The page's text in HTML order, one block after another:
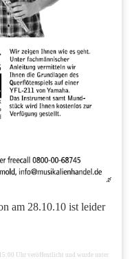
am 28.10.10 ist leider
Uhr veröffentlicht und wurde unter